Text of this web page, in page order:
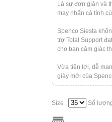
Là sự đơn giản và
may nhấn cá tính
Spenco Siesta
trợ Total Support
cho bạn cảm giác
Vừa tiện lợi, dễ
giày mới của
Size : Số